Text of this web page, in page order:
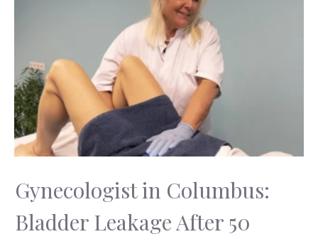
Gynecologist in Columbus:
Bladder Leakage After 50